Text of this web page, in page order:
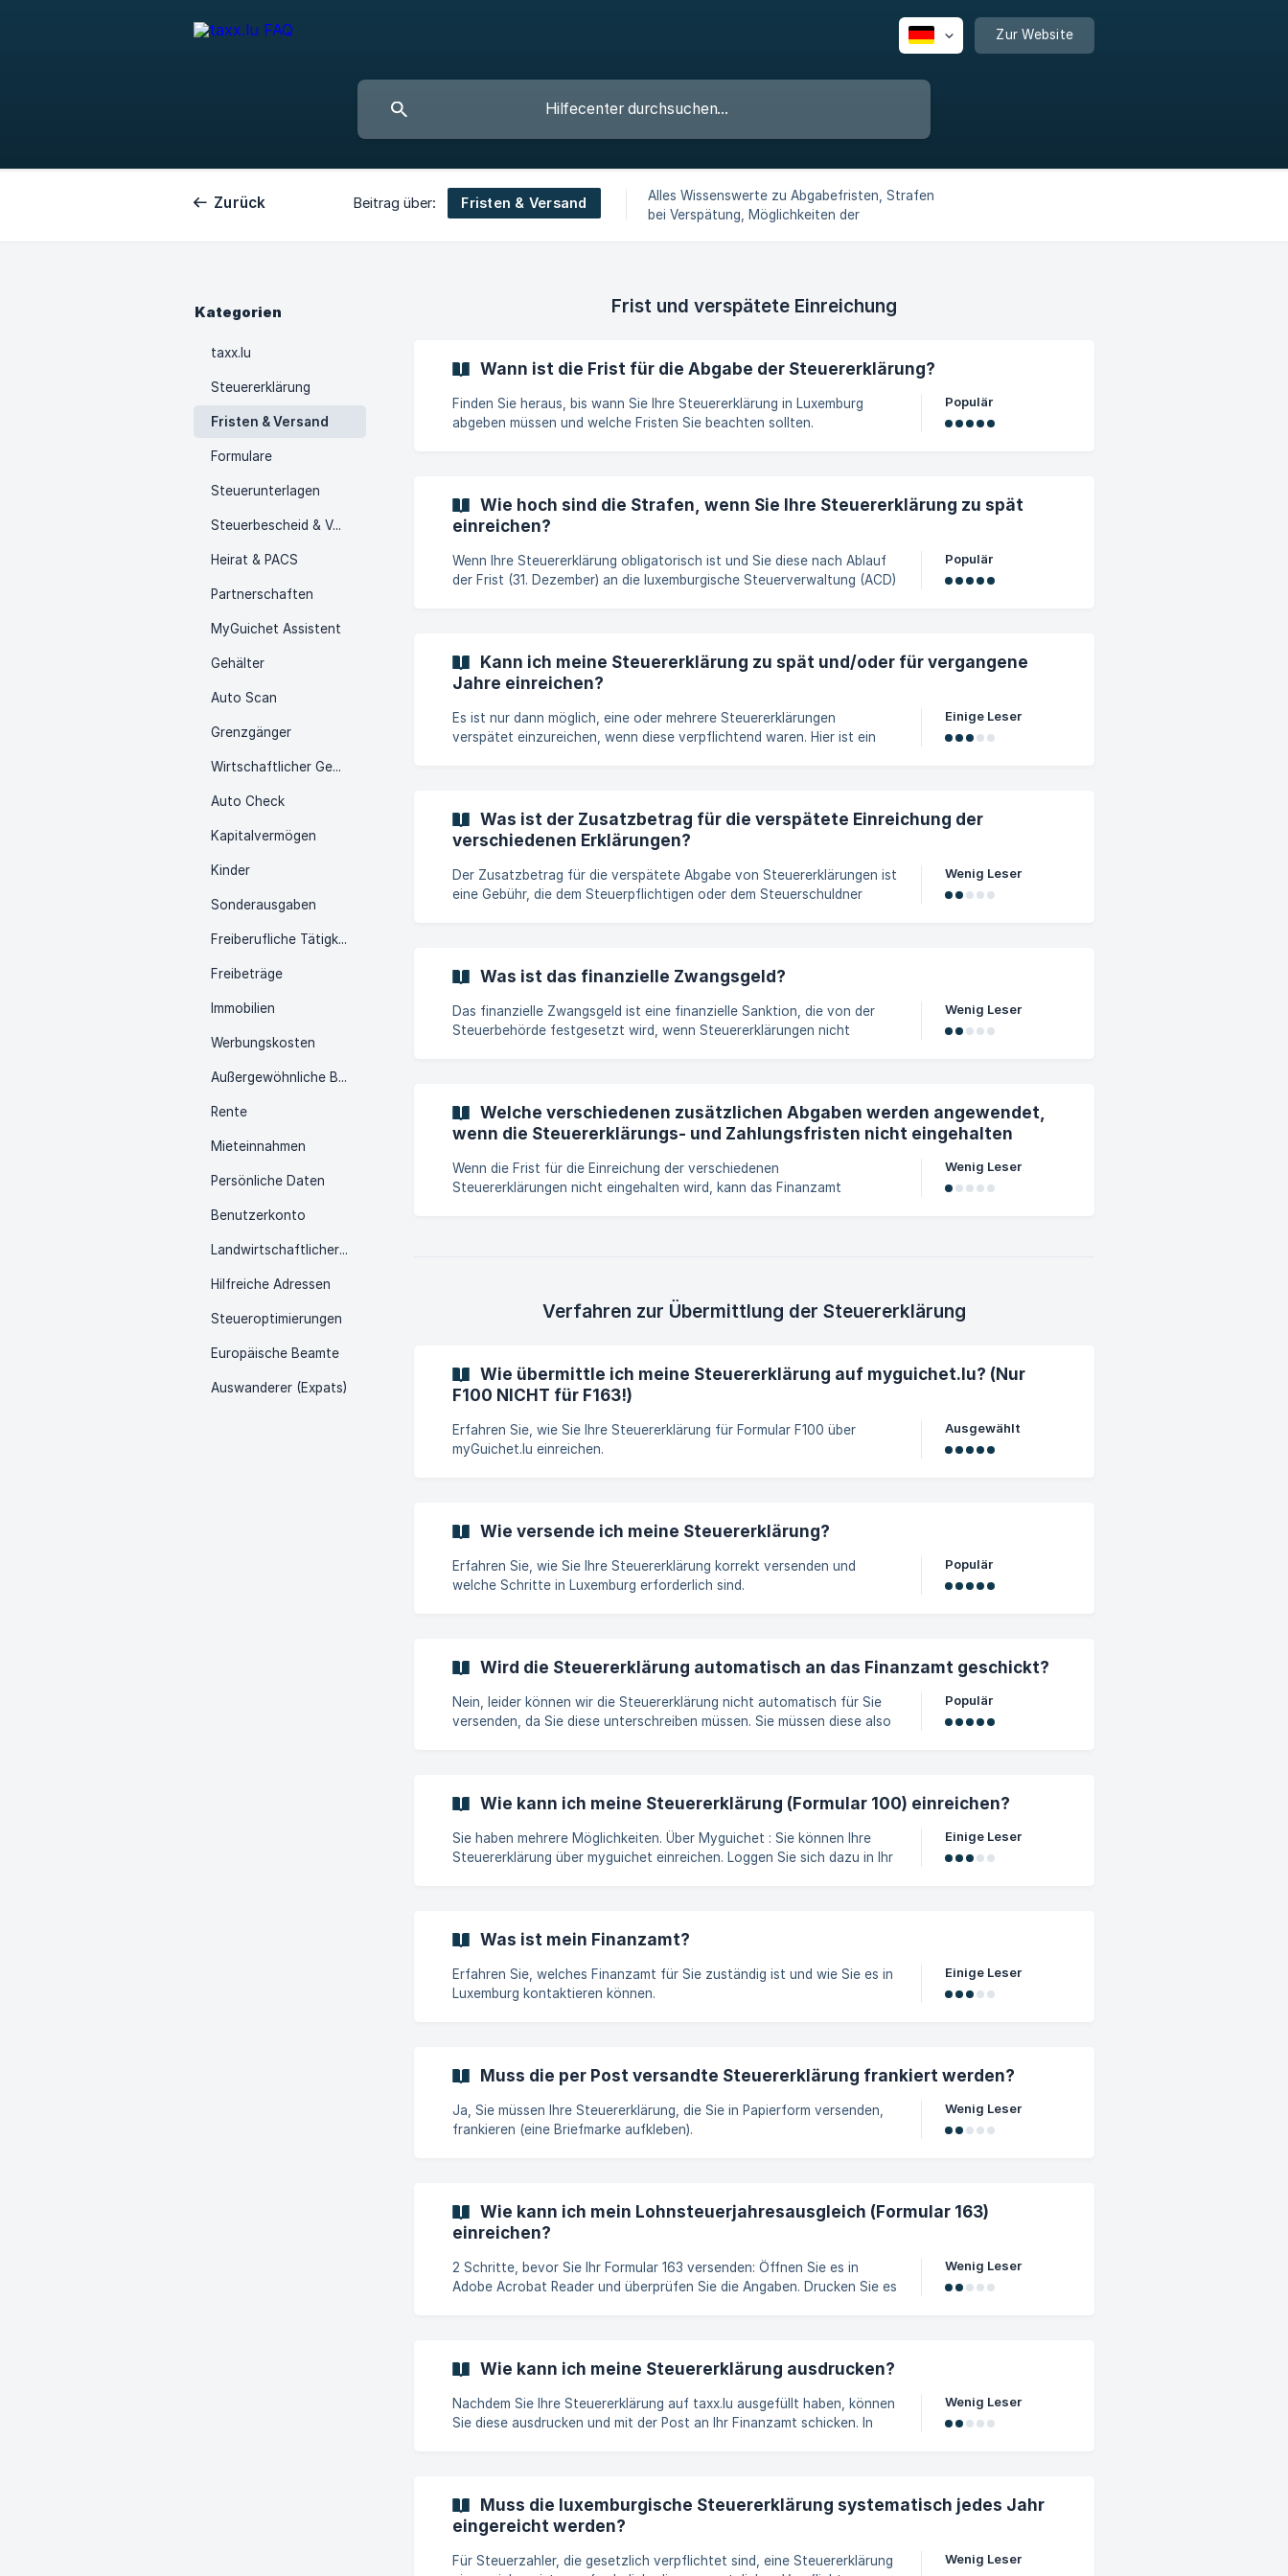
Zur Website
Zurück Beitrag über: Fristen & Versand
Alles Wissenswerte zu Abgabefristen, Strafen
bei Verspätung, Möglichkeiten der
Kategorien
taxx.lu
Steuererklärung
Fristen & Versand
Formulare
Steuerunterlagen
Steuerbescheid & Vorschüsse
Heirat & PACS
Partnerschaften
MyGuichet Assistent
Gehälter
Auto Scan
Grenzgänger
Wirtschaftlicher Gewinn
Auto Check
Kapitalvermögen
Kinder
Sonderausgaben
Freiberufliche Tätigkeit
Freibeträge
Immobilien
Werbungskosten
Außergewöhnliche Belastungen
Rente
Mieteinnahmen
Persönliche Daten
Benutzerkonto
Landwirtschaftlicher & Forstwirtschaftlicher Gewinn
Hilfreiche Adressen
Steueroptimierungen
Europäische Beamte
Auswanderer (Expats)
Frist und verspätete Einreichung
Wann ist die Frist für die Abgabe der Steuererklärung?
Finden Sie heraus, bis wann Sie Ihre Steuererklärung in Luxemburg
abgeben müssen und welche Fristen Sie beachten sollten.
Populär
Wie hoch sind die Strafen, wenn Sie Ihre Steuererklärung zu spät
einreichen?
Wenn Ihre Steuererklärung obligatorisch ist und Sie diese nach Ablauf
der Frist (31. Dezember) an die luxemburgische Steuerverwaltung (ACD)
verweigert werden, und Ihre Steuererklärung wird von den
Steuerbehörden mit Sicherheit nicht bearbeitet. ||| Bitte beachten Sie:
Populär
Kann ich meine Steuererklärung zu spät und/oder für vergangene
Jahre einreichen?
Es ist nur dann möglich, eine oder mehrere Steuererklärungen
verspätet einzureichen, wenn diese verpflichtend waren. Hier ist ein
überfällige Steuererklärung nicht einreichen: Sie wird von Ihrem
Finanzamt ebenso abgelehnt wie die Gewährung einer
Steuererstattung. So erstellen Sie eine Steuerer
Einige Leser
Was ist der Zusatzbetrag für die verspätete Einreichung der
verschiedenen Erklärungen?
Der Zusatzbetrag für die verspätete Abgabe von Steuererklärungen ist
eine Gebühr, die dem Steuerpflichtigen oder dem Steuerschuldner
von 1.000 € oder mehr, bei der Quellensteuer auf Zinserträge, wird die
Zahlstelle automatisch mit einer Strafe von 0,5 % des Fehlbetrags
belegt.
Wenig Leser
Was ist das finanzielle Zwangsgeld?
Das finanzielle Zwangsgeld ist eine finanzielle Sanktion, die von der
Steuerbehörde festgesetzt wird, wenn Steuererklärungen nicht
Wenig Leser
Welche verschiedenen zusätzlichen Abgaben werden angewendet,
wenn die Steuererklärungs- und Zahlungsfristen nicht eingehalten
Wenn die Frist für die Einreichung der verschiedenen
Steuererklärungen nicht eingehalten wird, kann das Finanzamt
Wenig Leser
Verfahren zur Übermittlung der Steuererklärung
Wie übermittle ich meine Steuererklärung auf myguichet.lu? (Nur
F100 NICHT für F163!)
Erfahren Sie, wie Sie Ihre Steuererklärung für Formular F100 über
myGuichet.lu einreichen.
Ausgewählt
Wie versende ich meine Steuererklärung?
Erfahren Sie, wie Sie Ihre Steuererklärung korrekt versenden und
welche Schritte in Luxemburg erforderlich sind.
Populär
Wird die Steuererklärung automatisch an das Finanzamt geschickt?
Nein, leider können wir die Steuererklärung nicht automatisch für Sie
versenden, da Sie diese unterschreiben müssen. Sie müssen diese also
Populär
Wie kann ich meine Steuererklärung (Formular 100) einreichen?
Sie haben mehrere Möglichkeiten. Über Myguichet : Sie können Ihre
Steuererklärung über myguichet einreichen. Loggen Sie sich dazu in Ihr
Sie sie aus und unterschreiben Sie sie. Danach können Sie Ihr Formular
Die Adresse d
Einige Leser
Was ist mein Finanzamt?
Erfahren Sie, welches Finanzamt für Sie zuständig ist und wie Sie es in
Luxemburg kontaktieren können.
Einige Leser
Muss die per Post versandte Steuererklärung frankiert werden?
Ja, Sie müssen Ihre Steuererklärung, die Sie in Papierform versenden,
frankieren (eine Briefmarke aufkleben).
Wenig Leser
Wie kann ich mein Lohnsteuerjahresausgleich (Formular 163)
einreichen?
2 Schritte, bevor Sie Ihr Formular 163 versenden: Öffnen Sie es in
Adobe Acrobat Reader und überprüfen Sie die Angaben. Drucken Sie es
163 (erste Seite oben links) sowie im Formular "Ergebnis" auf taxx.lu.
Wenig Leser
Wie kann ich meine Steuererklärung ausdrucken?
Nachdem Sie Ihre Steuererklärung auf taxx.lu ausgefüllt haben, können
Sie diese ausdrucken und mit der Post an Ihr Finanzamt schicken. In
Aktivieren Sie das Kontrollkästchen "Print As Image". Klicken Sie unten
rechts auf "OK". Auf Windows : Drücken Sie auf das Druckersymbo
Wenig Leser
Muss die luxemburgische Steuererklärung systematisch jedes Jahr
eingereicht werden?
Für Steuerzahler, die gesetzlich verpflichtet sind, eine Steuererklärung
Wenig Leser